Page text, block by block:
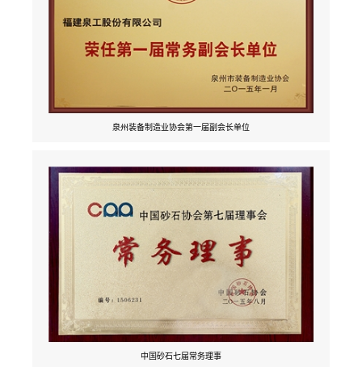
泉州装备制造业协会第一届副会长单位
中国砂石七届常务理事